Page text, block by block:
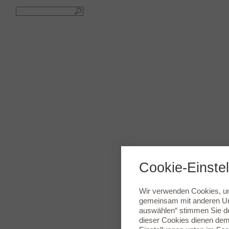
Cookie-
Wir verwenden Cookies,
gemeinsam mit anderen
auswählen“ stimmen Sie
dieser Cookies dienen